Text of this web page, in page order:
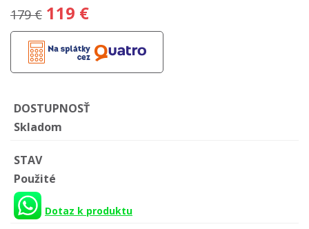
179 € 119 €
DOSTUPNOSŤ
Skladom
STAV
Použité
Dotaz k produktu